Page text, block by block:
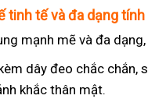
tinh tế và đa dạng tính
mạnh mẽ và đa
dây đeo chắc chắn,
khắc thân mật.